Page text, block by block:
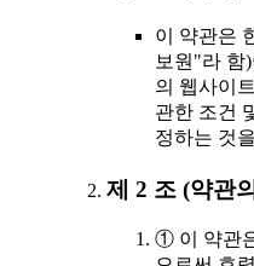
이 약관은
보원"라 함
의 웹사이
관한 조건
정하는 것
제 2 조 (약관
① 이 약관